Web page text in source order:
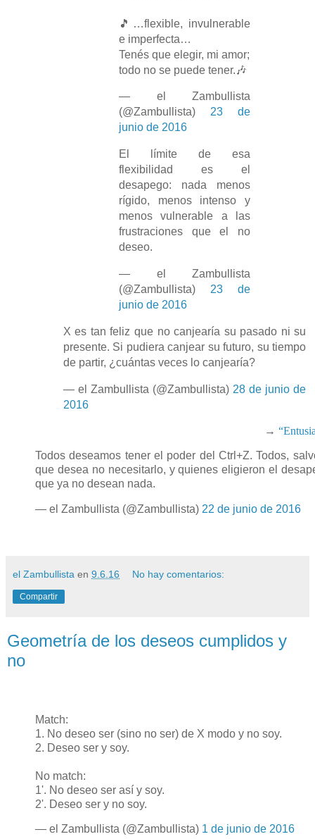
🎵…flexible, invulnerable
e imperfecta…
Tenés que elegir, mi amor;
todo no se puede tener.🎶
— el Zambullista
(@Zambullista) 23 de
junio de 2016
El límite de esa
flexibilidad es el
desapego: nada menos
rígido, menos intenso y
menos vulnerable a las
frustraciones que el no
deseo.
— el Zambullista
(@Zambullista) 23 de
junio de 2016
X es tan feliz que no canjearía su pasado ni su
presente. Si pudiera canjear su futuro, su tiempo
de partir, ¿cuántas veces lo canjearía?
— el Zambullista (@Zambullista) 28 de junio de
2016
→
Todos deseamos tener el poder del Ctrl+Z. Todos,
que desea no necesitarlo, y quienes eligieron el
que ya no desean nada.
— el Zambullista (@Zambullista) 22 de junio de 2016
el Zambullista en 9.6.16 No hay comentarios:
Compartir
Geometría de los deseos cumplidos y
no
Match:
1. No deseo ser (sino no ser) de X modo y no soy.
2. Deseo ser y soy.
No match:
1'. No deseo ser así y soy.
2'. Deseo ser y no soy.
— el Zambullista (@Zambullista) 1 de junio de 2016